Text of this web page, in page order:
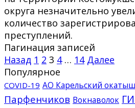
округа незначительно
количество
преступлений.
Пагинация записей
Назад 1 2 3 4 … 14 Далее
Популярное
COVID-19 АО Карельский окатыш
Парфенчиков Вокнаволок